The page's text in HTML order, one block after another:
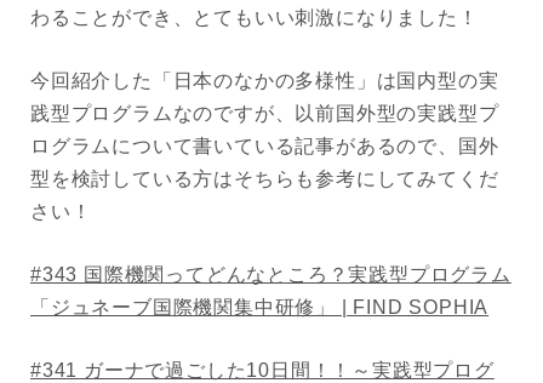
わることができ、とてもいい刺激になりました！
今回紹介した「日本のなかの多様性」は国内型の実
践型プログラムなのですが、以前国外型の実践型プ
ログラムについて書いている記事があるので、国外
型を検討している方はそちらも参考にしてみてくだ
さい！
#343 国際機関ってどんなところ？実践型プログラム
「ジュネーブ国際機関集中研修」 | FIND SOPHIA
#341 ガーナで過ごした10日間！！～実践型プログ